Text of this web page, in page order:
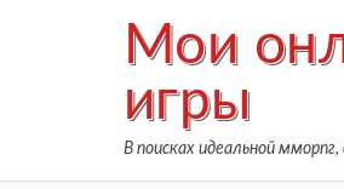
Мои
игры
В поисках идеальной